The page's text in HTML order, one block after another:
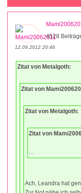
4528
12.09.2012 20:46
Zitat von Metalgoth:
Zitat von
Zitat von Metalgoth:
Zitat von
Ach, Leandra hat